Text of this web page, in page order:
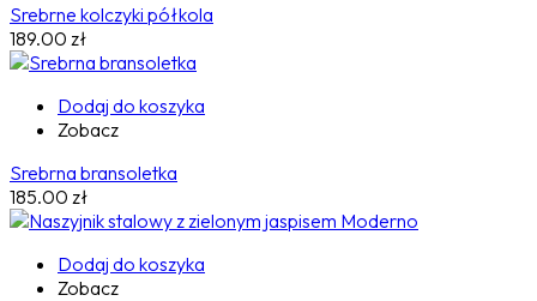
Srebrne kolczyki półkola
189.00 zł
Dodaj do koszyka
Zobacz
Srebrna bransoletka
185.00 zł
Dodaj do koszyka
Zobacz